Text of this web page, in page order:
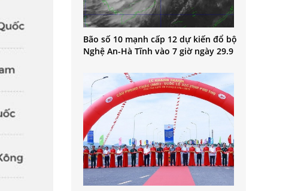
Bão số 10 mạnh cấp 12 dự kiến đổ bộ
Nghệ An-Hà Tĩnh vào 7 giờ ngày 29.9